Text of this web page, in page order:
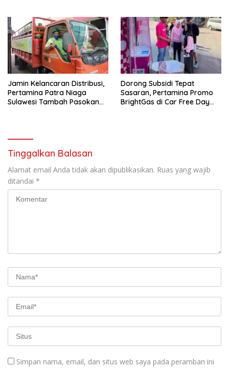
Jamin Kelancaran Distribusi,
Pertamina Patra Niaga
Sulawesi Tambah Pasokan
Dorong Subsidi Tepat
Sasaran, Pertamina Promo
BrightGas di Car Free Day
Tinggalkan Balasan
Alamat email Anda tidak akan dipublikasikan. Ruas yang wajib
ditandai *
Simpan nama, email, dan situs web saya pada peramban ini